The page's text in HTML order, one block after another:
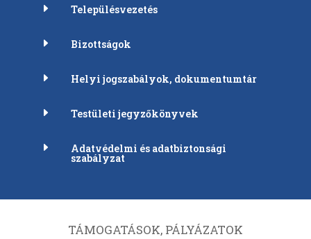
E Településvezetés
E Bizottságok
E Helyi jogszabályok, dokumentumtár
E Testületi jegyzőkönyvek
E Adatvédelmi és adatbiztonsági
szabályzat
TÁMOGATÁSOK, PÁLYÁZATOK